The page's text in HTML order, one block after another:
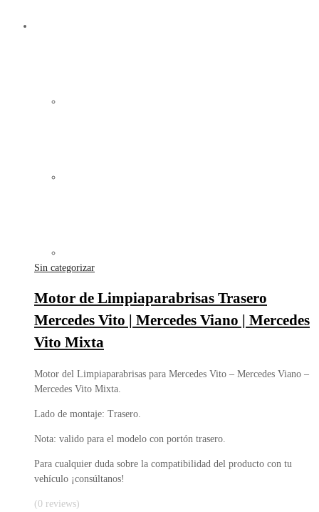
Sin categorizar
Motor de Limpiaparabrisas Trasero
Mercedes Vito | Mercedes Viano | Mercedes
Vito Mixta
Motor del Limpiaparabrisas para Mercedes Vito – Mercedes Viano –
Mercedes Vito Mixta.
Lado de montaje: Trasero.
Nota: valido para el modelo con portón trasero.
Para cualquier duda sobre la compatibilidad del producto con tu
vehículo ¡consúltanos!
(0 reviews)